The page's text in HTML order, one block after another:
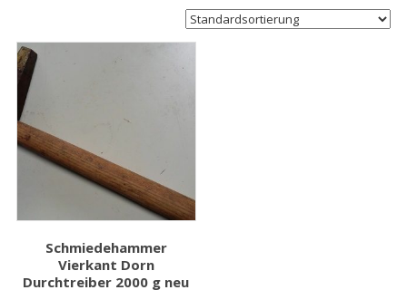
Schmiedehammer
Vierkant Dorn
Durchtreiber 2000 g neu